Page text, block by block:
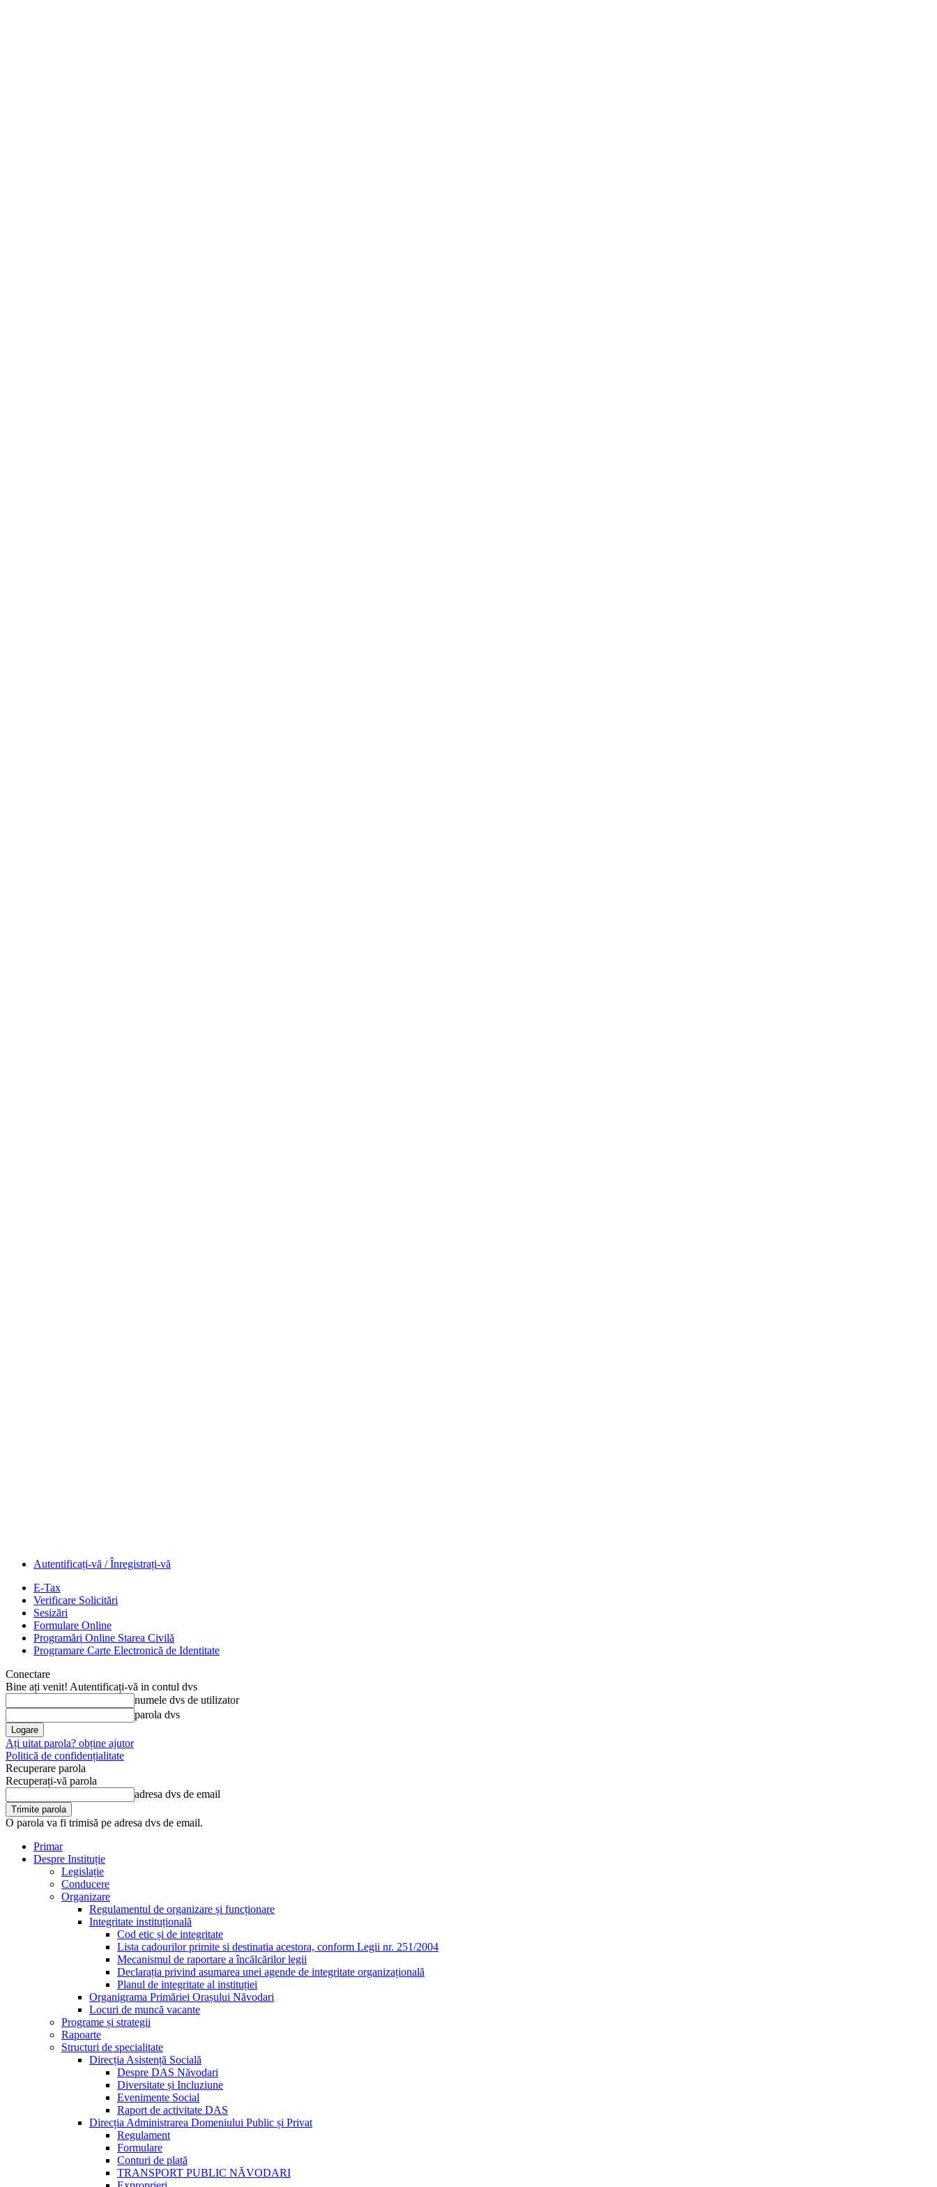
Autentificați-vă / Înregistrați-vă
E-Tax
Verificare Solicitări
Sesizări
Formulare Online
Programări Online Starea Civilă
Programare Carte Electronică de Identitate
Conectare
Bine ați venit! Autentificați-vă in contul dvs
numele dvs de utilizator
parola dvs
Ați uitat parola? obține ajutor
Politică de confidențialitate
Recuperare parola
Recuperați-vă parola
adresa dvs de email
O parola va fi trimisă pe adresa dvs de email.
Primar
Despre Instituție
Legislație
Conducere
Organizare
Regulamentul de organizare și funcționare
Integritate instituțională
Cod etic și de integritate
Lista cadourilor primite si destinatia acestora, conform Legii nr. 251/2004
Mecanismul de raportare a încălcărilor legii
Declarația privind asumarea unei agende de integritate organizațională
Planul de integritate al instituției
Organigrama Primăriei Orașului Năvodari
Locuri de muncă vacante
Programe și strategii
Rapoarte
Structuri de specialitate
Direcția Asistență Socială
Despre DAS Năvodari
Diversitate și Incluziune
Evenimente Social
Raport de activitate DAS
Direcția Administrarea Domeniului Public și Privat
Regulament
Formulare
Conturi de plată
TRANSPORT PUBLIC NĂVODARI